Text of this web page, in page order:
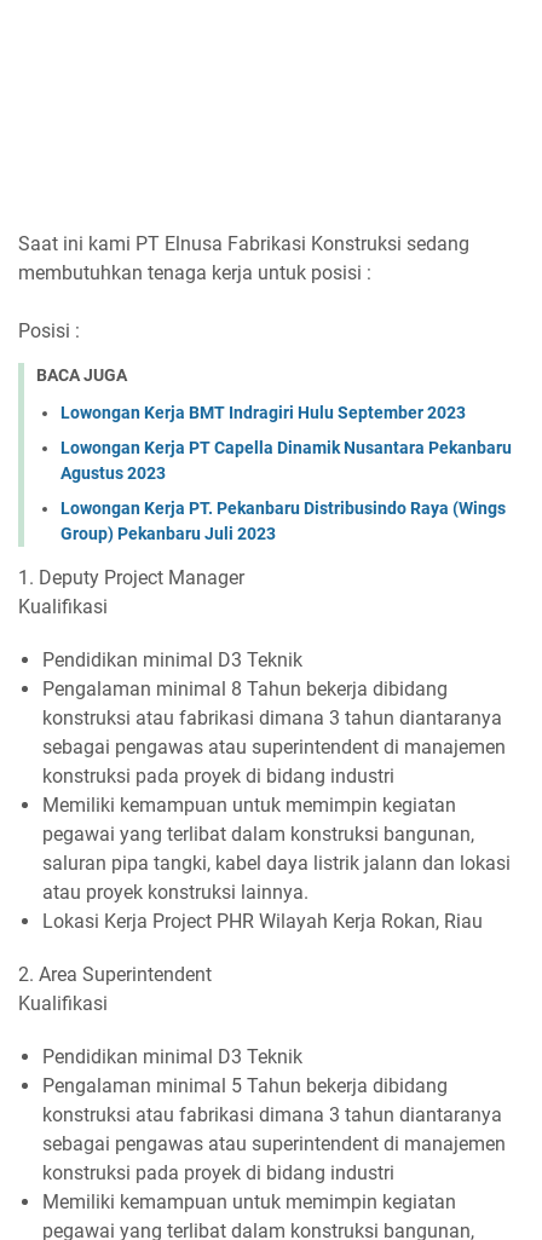
Saat ini kami PT Elnusa Fabrikasi Konstruksi sedang
membutuhkan tenaga kerja untuk posisi :
Posisi :
BACA JUGA
Lowongan Kerja BMT Indragiri Hulu September 2023
Lowongan Kerja PT Capella Dinamik Nusantara Pekanbaru
Agustus 2023
Lowongan Kerja PT. Pekanbaru Distribusindo Raya (Wings
Group) Pekanbaru Juli 2023
1. Deputy Project Manager
Kualifikasi
Pendidikan minimal D3 Teknik
Pengalaman minimal 8 Tahun bekerja dibidang
konstruksi atau fabrikasi dimana 3 tahun diantaranya
sebagai pengawas atau superintendent di manajemen
konstruksi pada proyek di bidang industri
Memiliki kemampuan untuk memimpin kegiatan
pegawai yang terlibat dalam konstruksi bangunan,
saluran pipa tangki, kabel daya listrik jalann dan lokasi
atau proyek konstruksi lainnya.
Lokasi Kerja Project PHR Wilayah Kerja Rokan, Riau
2. Area Superintendent
Kualifikasi
Pendidikan minimal D3 Teknik
Pengalaman minimal 5 Tahun bekerja dibidang
konstruksi atau fabrikasi dimana 3 tahun diantaranya
sebagai pengawas atau superintendent di manajemen
konstruksi pada proyek di bidang industri
Memiliki kemampuan untuk memimpin kegiatan
pegawai yang terlibat dalam konstruksi bangunan,